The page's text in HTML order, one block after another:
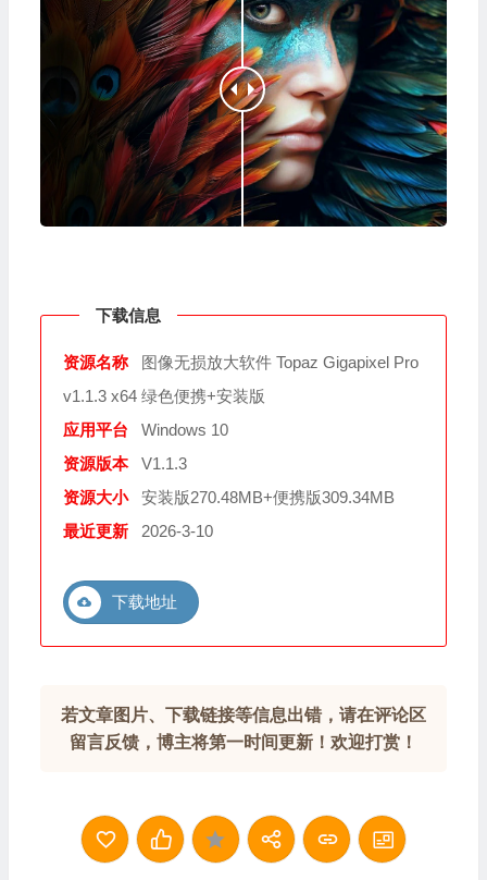
下载信息
资源名称
图像无损放大软件 Topaz Gigapixel Pro
v1.1.3 x64 绿色便携+安装版
应用平台
Windows 10
资源版本
V1.1.3
资源大小
安装版270.48MB+便携版309.34MB
最近更新
2026-3-10
下载地址
若文章图片、下载链接等信息出错，请在评论区
留言反馈，博主将第一时间更新！欢迎打赏！